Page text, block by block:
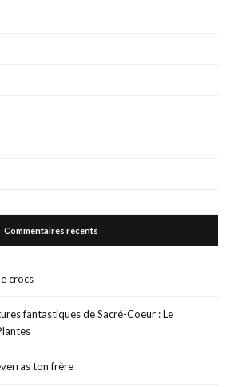
Commentaires récents
crocs
fantastiques de Sacré-Coeur : Le
ton frère